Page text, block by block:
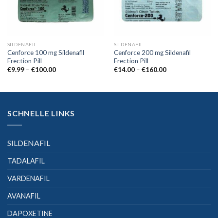
SILDENAFIL
Cenforce 100 mg Sildenafil
Erection Pill
€9.99– €100.00
SILDENAFIL
Cenforce 200 mg Sildenafil
Erection Pill
€14.00– €160.00
SCHNELLE LINKS
SILDENAFIL
TADALAFIL
VARDENAFIL
AVANAFIL
DAPOXETINE